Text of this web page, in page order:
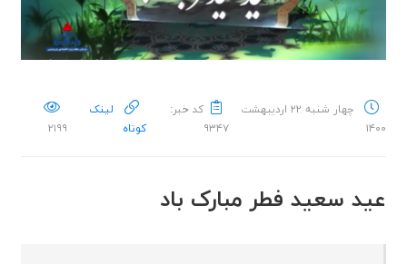
چهار شنبه ۲۲ اردیبهشت
۱۴۰۰
کد خبر:
۹۳۴۷
لینک
کوتاه
۲۱۹۹
عید سعید فطر مبارک باد